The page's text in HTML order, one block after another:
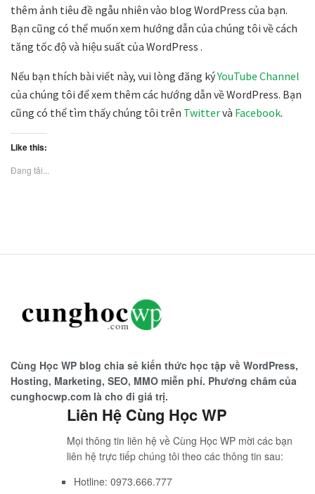
thêm ảnh tiêu đề ngẫu nhiên vào blog WordPress của bạn.
Bạn cũng có thể muốn xem hướng dẫn của chúng tôi về cách
tăng tốc độ và hiệu suất của WordPress .
Nếu bạn thích bài viết này, vui lòng đăng kýYouTube Channel
của chúng tôi để xem thêm các hướng dẫn về WordPress. Bạn
cũng có thể tìm thấy chúng tôi trên Twittervà Facebook.
Like this:
Đang tải...
Cùng Học WP blog chia sẻ kiến thức học tập về WordPress,
Hosting, Marketing, SEO, MMO miễn phí. Phương châm của
cunghocwp.com là cho đi giá trị.
Liên Hệ Cùng Học WP
Mọi thông tin liên hệ về Cùng Học WP mời các bạn
liên hệ trực tiếp chúng tôi theo các thông tin sau:
Hotline: 0973.666.777